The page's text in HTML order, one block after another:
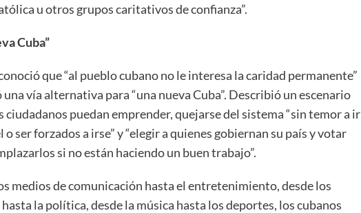
u otros grupos caritativos de confianza”.
Cuba”
que “al pueblo cubano no le interesa la caridad permanente”
vía alternativa para “una nueva Cuba”. Describió un escenario
ciudadanos puedan emprender, quejarse del sistema “sin temor a ir
o ser forzados a irse” y “elegir a quienes gobiernan su país y votar
si no están haciendo un buen trabajo”.
medios de comunicación hasta el entretenimiento, desde los
la política, desde la música hasta los deportes, los cubanos